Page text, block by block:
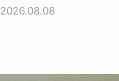
2026.08.08